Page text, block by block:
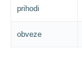
prihodi
obveze